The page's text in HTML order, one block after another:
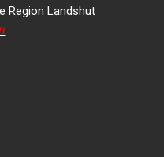
Region Landshut